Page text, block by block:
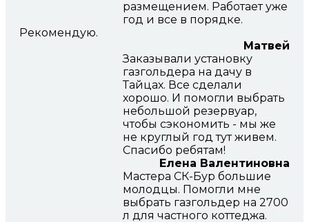
размещением. Работает уже
год и все в порядке.
Рекомендую.
Матвей
Заказывали установку
газгольдера на дачу в
Тайцах. Все сделали
хорошо. И помогли выбрать
небольшой резервуар,
чтобы сэкономить - мы же
не круглый год тут живем.
Спасибо ребятам!
Елена Валентиновна
Мастера СК-Бур большие
молодцы. Помогли мне
выбрать газгольдер на 2700
л для частного коттеджа.